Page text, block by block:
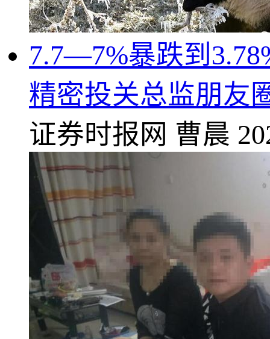
7.7—7%暴跌到
精密投关总监朋友
证券时报网 曹晨